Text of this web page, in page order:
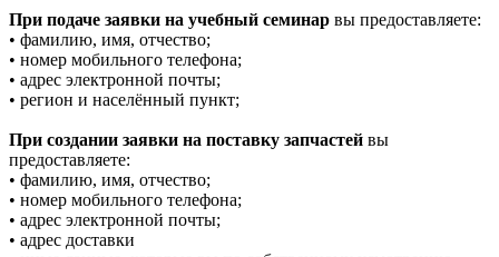
При подаче заявки на учебный семинар вы предоставляете:
• фамилию, имя, отчество;
• номер мобильного телефона;
• адрес электронной почты;
• регион и населённый пункт;
При создании заявки на поставку запчастей вы
предоставляете:
• фамилию, имя, отчество;
• номер мобильного телефона;
• адрес электронной почты;
• адрес доставки